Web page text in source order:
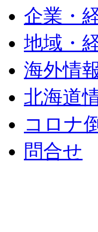
企業・
地域・
海外情
北海道
コロナ
問合せ